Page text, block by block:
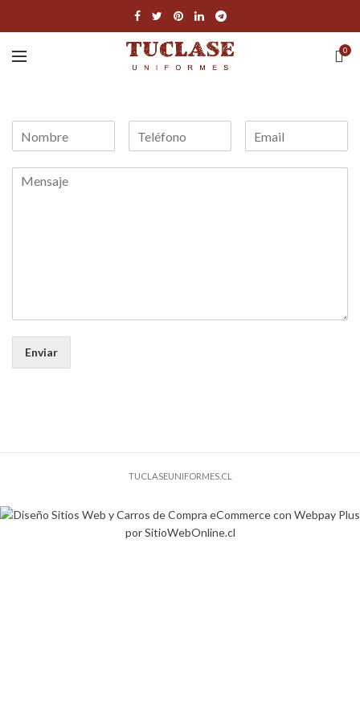
0
Enviar
TUCLASEUNIFORMES.CL